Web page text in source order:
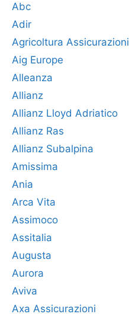
Abc
Adir
Agricoltura Assicurazioni
Aig Europe
Alleanza
Allianz
Allianz Lloyd Adriatico
Allianz Ras
Allianz Subalpina
Amissima
Ania
Arca Vita
Assimoco
Assitalia
Augusta
Aurora
Aviva
Axa Assicurazioni